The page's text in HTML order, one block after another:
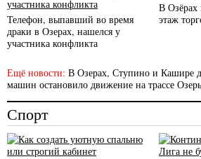
Телефон, выпавший во время
драки в Озерах, нашелся у
участника конфликта
В Озёрах
этаж
Ещё новости: В Озерах, Ступино и Кашире
машин остановило движение на трассе
Спорт